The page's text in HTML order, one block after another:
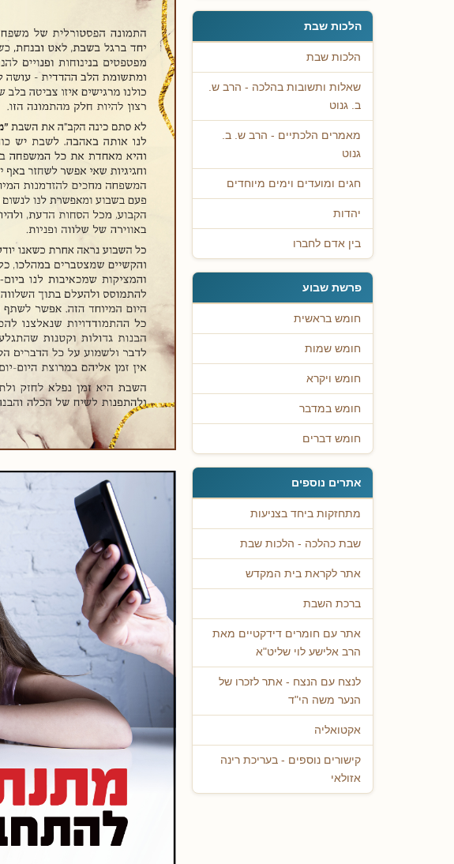
הלכות שבת
הלכות שבת
שאלות ותשובות בהלכה - הרב ש.
ב. גנוט
מאמרים הלכתיים - הרב ש. ב.
גנוט
חגים ומועדים וימים מיוחדים
יהדות
בין אדם לחברו
פרשת שבוע
חומש בראשית
חומש שמות
חומש ויקרא
חומש במדבר
חומש דברים
אתרים נוספים
מתחזקות ביחד בצניעות
שבת כהלכה - הלכות שבת
אתר לקראת בית המקדש
ברכת השבת
אתר עם חומרים דידקטיים מאת
הרב אלישע לוי שליט"א
לנצח עם הנצח - אתר לזכרו של
הנער משה הי"ד
אקטואליה
קישורים נוספים - בעריכת רינה
אזולאי